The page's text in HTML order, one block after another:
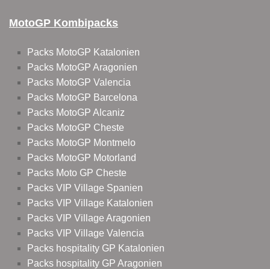
MotoGP Kombipacks
Packs MotoGP Katalonien
Packs MotoGP Aragonien
Packs MotoGP Valencia
Packs MotoGP Barcelona
Packs MotoGP Alcaniz
Packs MotoGP Cheste
Packs MotoGP Montmelo
Packs MotoGP Motorland
Packs Moto GP Cheste
Packs VIP Village Spanien
Packs VIP Village Katalonien
Packs VIP Village Aragonien
Packs VIP Village Valencia
Packs hospitality GP Katalonien
Packs hospitality GP Aragonien